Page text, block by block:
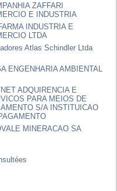
ZAFFARI
E INDUSTRIA
INDUSTRIA E
LTDA
Atlas Schindler Ltda
ENGENHARIA AMBIENTAL
ADQUIRENCIA E
PARA MEIOS DE
S/A INSTITUICAO
MINERACAO SA